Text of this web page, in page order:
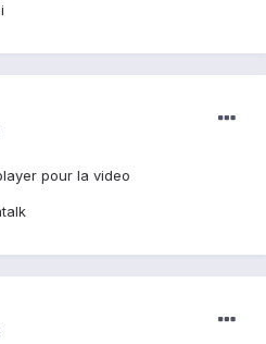
pour la video